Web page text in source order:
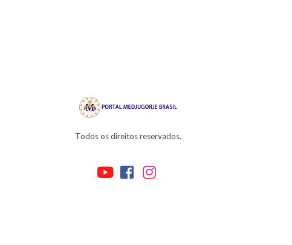
Todos os direitos reservados.